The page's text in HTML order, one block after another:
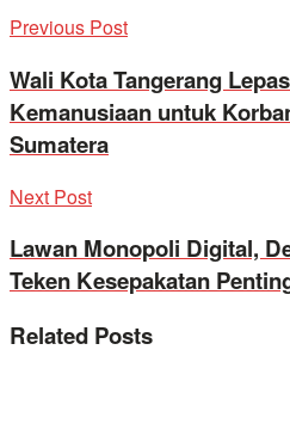
Previous Post
Wali Kota Tangerang
Kemanusiaan untuk
Sumatera
Next Post
Lawan Monopoli Digital,
Teken Kesepakatan
Related Posts